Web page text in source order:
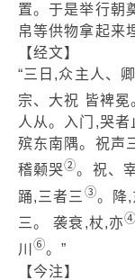
置。于是举行朝
帛等供物拿起来
【经文】
“三日,众主人、
宗、大祝 皆裨冕
人从。入门,哭
殡东南隅。祝声
稽颡哭②。祝、
踊,三者三 ③。降
三。 袭衰,杖,亦④
川⑥。”
【今注】